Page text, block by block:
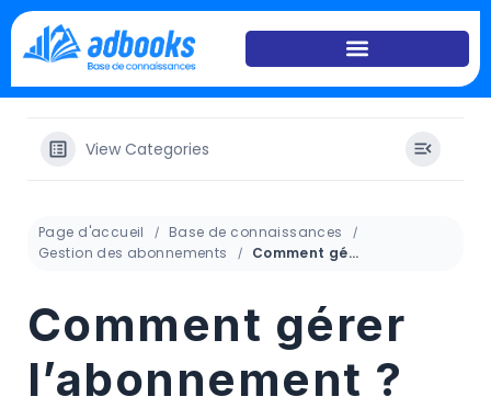
View Categories
Page d'accueil
Base de connaissances
Gestion des abonnements
Comment gérer l’abonnement ?
Comment gérer
l’abonnement ?